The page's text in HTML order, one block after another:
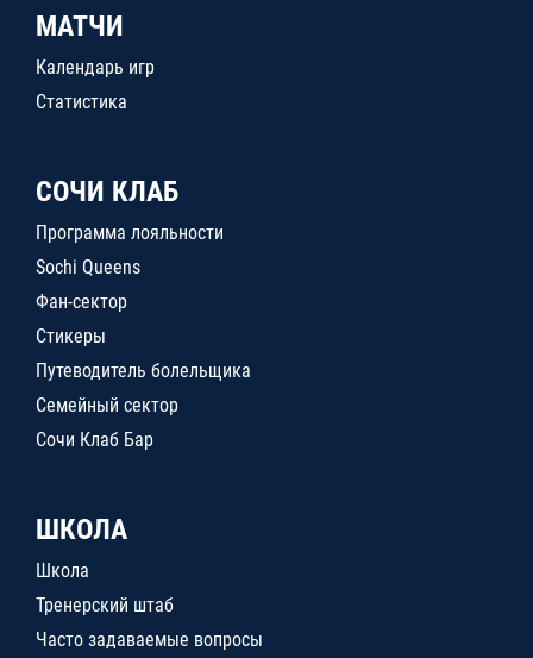
МАТЧИ
Календарь игр
Статистика
СОЧИ КЛАБ
Программа лояльности
Sochi Queens
Фан-сектор
Стикеры
Путеводитель болельщика
Семейный сектор
Сочи Клаб Бар
ШКОЛА
Школа
Тренерский штаб
Часто задаваемые вопросы